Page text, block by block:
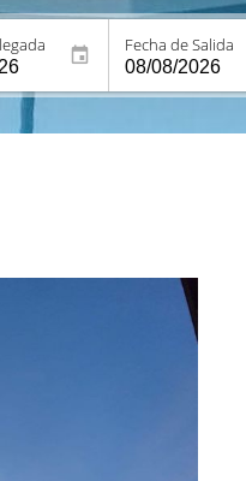
Fecha de Salida